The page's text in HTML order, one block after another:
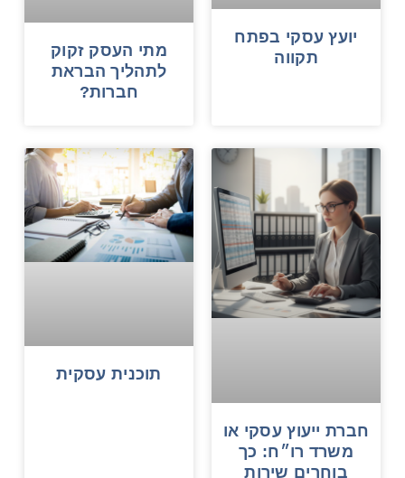
יועץ עסקי בפתח
תקווה
מתי העסק זקוק
לתהליך הבראת
חברות?
חברת ייעוץ עסקי או
משרד רו״ח: כך
בוחרים שירות
תוכנית עסקית